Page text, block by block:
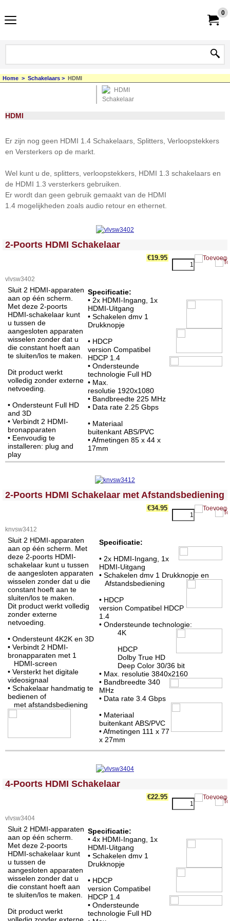
0
Home > Schakelaars > HDMI
HDMI
Er zijn nog geen HDMI 1.4 Schakelaars, Splitters, Verloopstekkers
en Versterkers op de markt.
Wel kunt u de, splitters, verloopstekkers, HDMI 1.3 schakelaars en
de HDMI 1.3 versterkers gebruiken.
Er wordt dan geen gebruik gemaakt van de HDMI
1.4 mogelijkheden zoals audio retour en ethernet.
<!-- MakeFullWidth0 --><!-- MakeFullWidth1 --><!-- MakeFullWidth2 --><!-- MakeFullWidth3 --><!-- MakeFullWidth4 --><!-- MakeFullWidth5 --><!-- MakeFullWidth6 --><!-- MakeFullWidth7 --><!-- MakeFullWidth8 --><!-- MakeFullWidth9 --><!-- MakeFullWidth10 --><!-- MakeFullWidth11 --><!-- MakeFullWidth12 --><!-- MakeFullWidth13 --><!-- MakeFullWidth14 --><!-- MakeFullWidth15 --><!-- MakeFullWidth16 --><!-- MakeFullWidth17 --><!-- MakeFullWidth18 --><!-- MakeFullWidth19 -->
2-Poorts HDMI Schakelaar
€19.95
vlvsw3402
Sluit 2 HDMI-apparaten
aan op één scherm.
Met deze 2-poorts
HDMI-schakelaar kunt
u tussen de
aangesloten apparaten
wisselen zonder dat u
die constant hoeft aan
te sluiten/los te maken.
Dit product werkt
volledig zonder externe
netvoeding.
• Ondersteunt Full HD
and 3D
• Verbindt 2 HDMI-
bronapparaten
• Eenvoudig te
installeren: plug and
play
Specificatie:
• 2x HDMI-Ingang, 1x
HDMI-Uitgang
• Schakelen dmv 1
Drukknopje
• HDCP
version Compatibel
HDCP 1.4
• Ondersteunde
technologie Full HD
• Max.
resolutie 1920x1080
• Bandbreedte 225 MHz
• Data rate 2.25 Gbps
• Materiaal
buitenkant ABS/PVC
• Afmetingen 85 x 44 x
17mm
<!-- MakeFullWidth0 --><!-- MakeFullWidth1 --><!-- MakeFullWidth2 --><!-- MakeFullWidth3 --><!-- MakeFullWidth4 --><!-- MakeFullWidth5 --><!-- MakeFullWidth6 --><!-- MakeFullWidth7 --><!-- MakeFullWidth8 --><!-- MakeFullWidth9 --><!-- MakeFullWidth10 --><!-- MakeFullWidth11 --><!-- MakeFullWidth12 --><!-- MakeFullWidth13 --><!-- MakeFullWidth14 --><!-- MakeFullWidth15 --><!-- MakeFullWidth16 --><!-- MakeFullWidth17 --><!-- MakeFullWidth18 --><!-- MakeFullWidth19 -->
2-Poorts HDMI Schakelaar met Afstandsbediening
€34.95
knvsw3412
Sluit 2 HDMI-apparaten
aan op één scherm. Met
deze 2-poorts HDMI-
schakelaar kunt u tussen
de aangesloten apparaten
wisselen zonder dat u die
constant hoeft aan te
sluiten/los te maken.
Dit product werkt volledig
zonder externe
netvoeding.
• Ondersteunt 4K2K en 3D
• Verbindt 2 HDMI-
bronapparaten met 1
HDMI-screen
• Versterkt het digitale
videosignaal
• Schakelaar handmatig te
bedienen of
met afstandsbediening
Specificatie:
• 2x HDMI-Ingang, 1x
HDMI-Uitgang
• Schakelen dmv 1 Drukknopje en
Afstandsbediening
• HDCP
version Compatibel HDCP
1.4
• Ondersteunde technologie:
4K
HDCP
Dolby True HD
Deep Color 30/36 bit
• Max. resolutie 3840x2160
• Bandbreedte 340
MHz
• Data rate 3.4 Gbps
• Materiaal
buitenkant ABS/PVC
• Afmetingen 111 x 77
x 27mm
<!-- MakeFullWidth0 --><!-- MakeFullWidth1 --><!-- MakeFullWidth2 --><!-- MakeFullWidth3 --><!-- MakeFullWidth4 --><!-- MakeFullWidth5 --><!-- MakeFullWidth6 --><!-- MakeFullWidth7 --><!-- MakeFullWidth8 --><!-- MakeFullWidth9 --><!-- MakeFullWidth10 --><!-- MakeFullWidth11 --><!-- MakeFullWidth12 --><!-- MakeFullWidth13 --><!-- MakeFullWidth14 --><!-- MakeFullWidth15 --><!-- MakeFullWidth16 --><!-- MakeFullWidth17 --><!-- MakeFullWidth18 --><!-- MakeFullWidth19 -->
4-Poorts HDMI Schakelaar
€22.95
vlvsw3404
Sluit 2 HDMI-apparaten
aan op één scherm.
Met deze 2-poorts
HDMI-schakelaar kunt
u tussen de
aangesloten apparaten
wisselen zonder dat u
die constant hoeft aan
te sluiten/los te maken.
Dit product werkt
Specificatie:
• 4x HDMI-Ingang, 1x
HDMI-Uitgang
• Schakelen dmv 1
Drukknopje
• HDCP
version Compatibel
HDCP 1.4
• Ondersteunde
technologie Full HD